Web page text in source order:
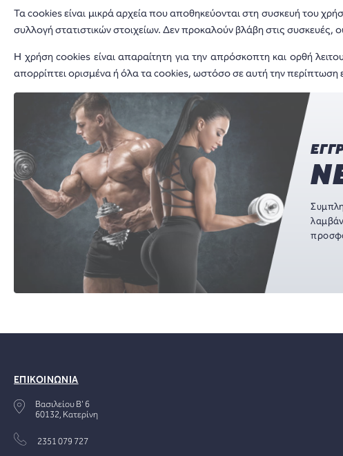
Τα cookies είναι μικρά αρχεία που αποθηκεύονται στη συσκευή του
συλλογή στατιστικών στοιχείων. Δεν προκαλούν βλάβη στις
Η χρήση cookies είναι απαραίτητη για την απρόσκοπτη και ορθή
απορρίπτει ορισμένα ή όλα τα cookies, ωστόσο σε αυτή την περίπτωση
ΕΠΙΚΟΙΝΩΝΙΑ
Βασιλείου Β' 6
60132, Κατερίνη
2351 079 727